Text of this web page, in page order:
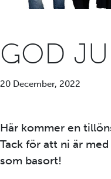
GOD
20 December, 2022
Här kommer en
Tack för att ni är
som basort!